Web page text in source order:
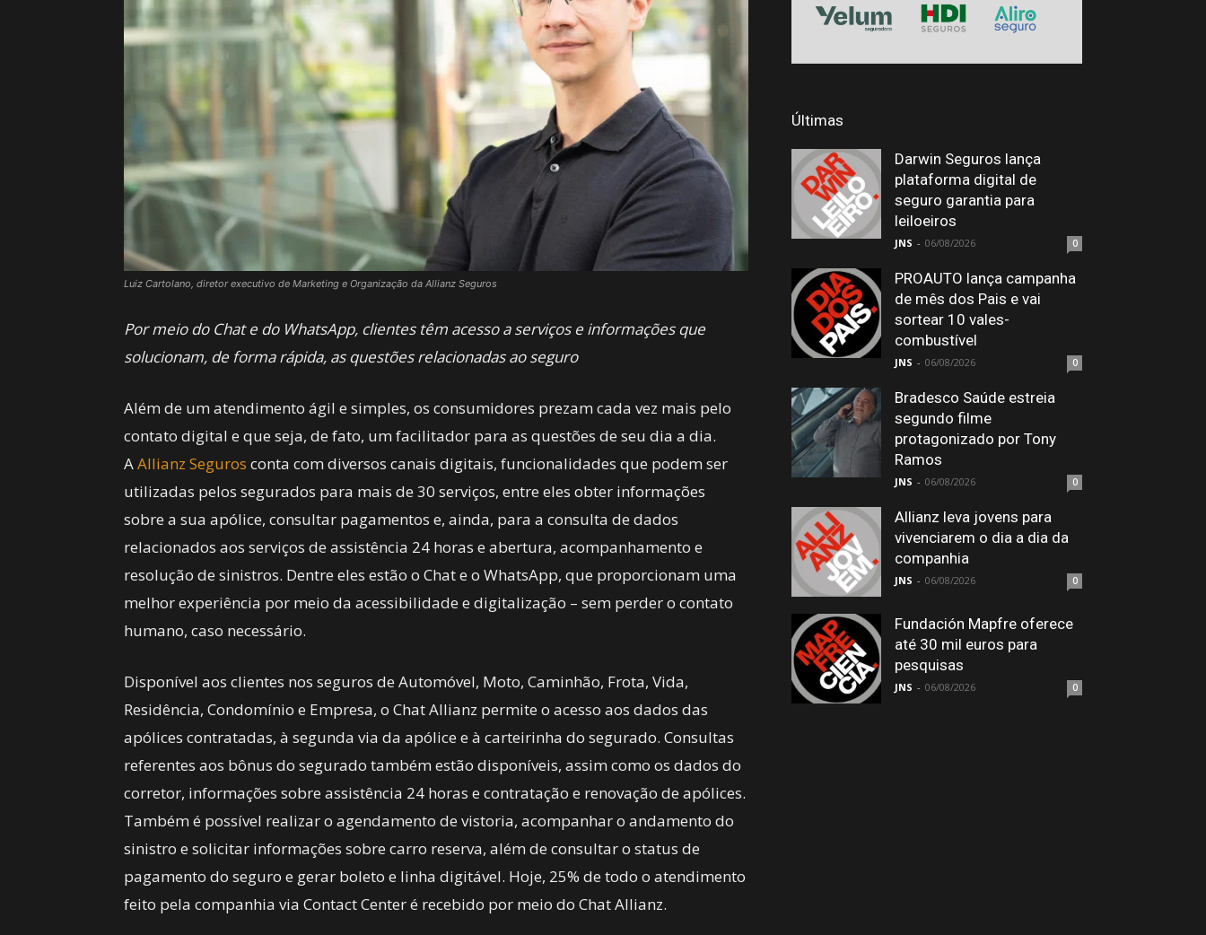
Luiz Cartolano, diretor executivo de Marketing e Organização da Allianz Seguros
Por meio do Chat e do WhatsApp, clientes têm acesso a serviços e informações que
solucionam, de forma rápida, as questões relacionadas ao seguro
Além de um atendimento ágil e simples, os consumidores prezam cada vez mais pelo
contato digital e que seja, de fato, um facilitador para as questões de seu dia a dia.
AAllianz Seguros conta com diversos canais digitais, funcionalidades que podem ser
utilizadas pelos segurados para mais de 30 serviços, entre eles obter informações
sobre a sua apólice, consultar pagamentos e, ainda, para a consulta de dados
relacionados aos serviços de assistência 24 horas e abertura, acompanhamento e
resolução de sinistros. Dentre eles estão o Chat e o WhatsApp, que proporcionam uma
melhor experiência por meio da acessibilidade e digitalização – sem perder o contato
humano, caso necessário.
Disponível aos clientes nos seguros de Automóvel, Moto, Caminhão, Frota, Vida,
Residência, Condomínio e Empresa, o Chat Allianz permite o acesso aos dados das
apólices contratadas, à segunda via da apólice e à carteirinha do segurado. Consultas
referentes aos bônus do segurado também estão disponíveis, assim como os dados do
corretor, informações sobre assistência 24 horas e contratação e renovação de apólices.
Também é possível realizar o agendamento de vistoria, acompanhar o andamento do
sinistro e solicitar informações sobre carro reserva, além de consultar o status de
pagamento do seguro e gerar boleto e linha digitável. Hoje, 25% de todo o atendimento
feito pela companhia via Contact Center é recebido por meio do Chat Allianz.
Últimas
Darwin Seguros lança
plataforma digital de
seguro garantia para
leiloeiros
JNS - 06/08/2026 0
PROAUTO lança campanha
de mês dos Pais e vai
sortear 10 vales-
combustível
JNS - 06/08/2026 0
Bradesco Saúde estreia
segundo filme
protagonizado por Tony
Ramos
JNS - 06/08/2026 0
Allianz leva jovens para
vivenciarem o dia a dia da
companhia
JNS - 06/08/2026 0
Fundación Mapfre oferece
até 30 mil euros para
pesquisas
JNS - 06/08/2026 0